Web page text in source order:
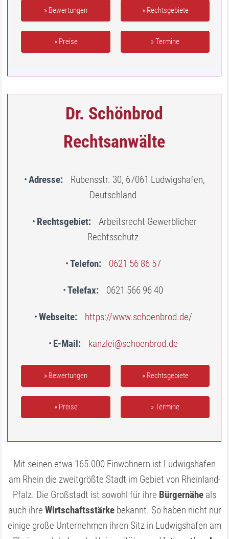
» Bewertungen » Rechtsgebiete
» Preise » Termine
Dr. Schönbrod
Rechtsanwälte
Adresse
Rubensstr. 30, 67061 Ludwigshafen,
Deutschland
Rechtsgebiet
Arbeitsrecht Gewerblicher
Rechtsschutz
Telefon 0621 56 86 57
Telefax 0621 566 96 40
Webseite https://www.schoenbrod.de/
E-Mail kanzlei@schoenbrod.de
» Bewertungen » Rechtsgebiete
» Preise » Termine
Mit seinen etwa 165.000 Einwohnern ist Ludwigshafen
am Rhein die zweitgrößte Stadt im Gebiet von Rheinland-
Pfalz. Die Großstadt ist sowohl für ihre Bürgernähe als
auch ihre Wirtschaftsstärkebekannt. So haben nicht nur
einige große Unternehmen ihren Sitz in Ludwigshafen am